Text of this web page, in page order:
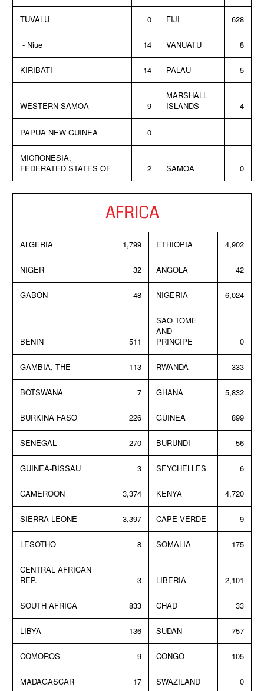
TUVALU 0 FIJI 628
- Niue 14 VANUATU 8
KIRIBATI 14 PALAU 5
WESTERN SAMOA 9
MARSHALL
ISLANDS
4
PAPUA NEW GUINEA 0
MICRONESIA,
FEDERATED STATES OF
2 SAMOA 0
AFRICA
ALGERIA 1,799 ETHIOPIA 4,902
NIGER 32 ANGOLA 42
GABON 48 NIGERIA 6,024
BENIN 511
SAO TOME
AND
PRINCIPE
0
GAMBIA, THE 113 RWANDA 333
BOTSWANA 7 GHANA 5,832
BURKINA FASO 226 GUINEA 899
SENEGAL 270 BURUNDI 56
GUINEA-BISSAU 3 SEYCHELLES 6
CAMEROON 3,374 KENYA 4,720
SIERRA LEONE 3,397 CAPE VERDE 9
LESOTHO 8 SOMALIA 175
CENTRAL AFRICAN
REP.
3 LIBERIA 2,101
SOUTH AFRICA 833 CHAD 33
LIBYA 136 SUDAN 757
COMOROS 9 CONGO 105
MADAGASCAR 17 SWAZILAND 0